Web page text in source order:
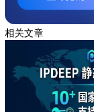
相关文章